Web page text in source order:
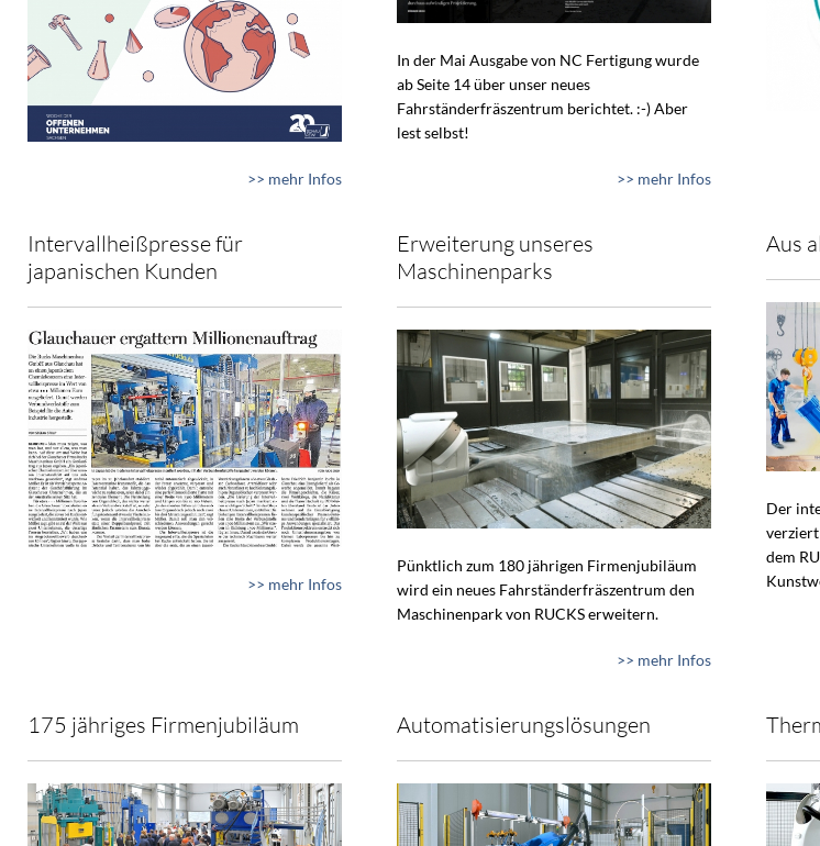
>> mehr Infos
In der Mai Ausgabe von NC Fertigung wurde
ab Seite 14 über unser neues
Fahrständerfräszentrum berichtet. :-) Aber
lest selbst!
>> mehr Infos
Intervallheißpresse für
japanischen Kunden
>> mehr Infos
Erweiterung unseres
Maschinenparks
Pünktlich zum 180 jährigen Firmenjubiläum
wird ein neues Fahrständerfräszentrum den
Maschinenpark von RUCKS erweitern.
>> mehr Infos
Aus
Der
verziert
dem
175 jähriges Firmenjubiläum Automatisierungslösungen